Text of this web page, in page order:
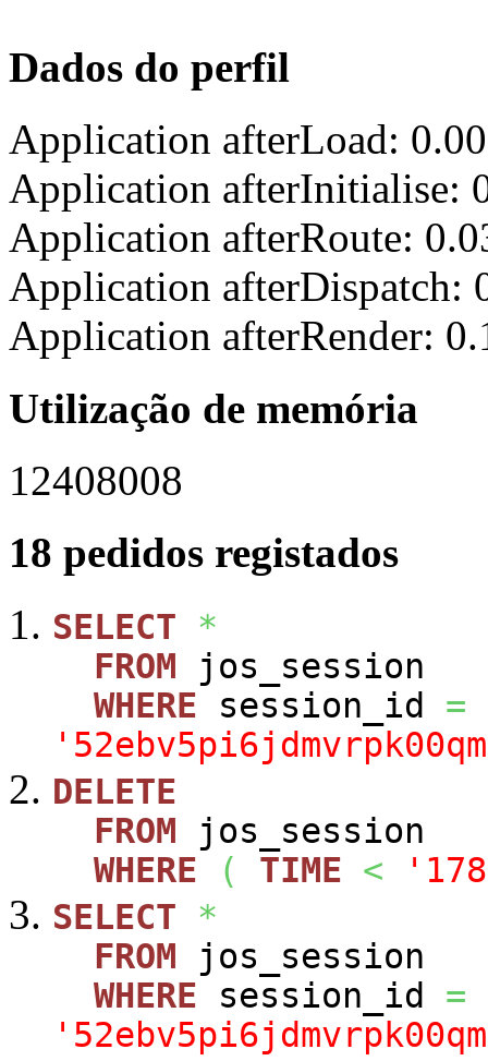
Dados do perfil
Application afterLoad:
Application afterInitialise:
Application afterRoute:
Application afterDispatch:
Application afterRender:
Utilização de memória
12408008
18 pedidos registados
SELECT
*
FROM jos_session
WHERE session_id =
DELETE
FROM jos_session
WHERE
( TIME <
SELECT
*
FROM jos_session
WHERE session_id =